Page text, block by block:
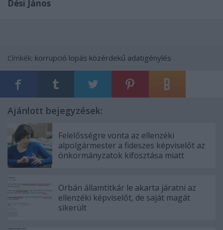
Dési János
Címkék: korrupció lopás közérdekű adatigénylés
Ajánlott bejegyzések:
Felelősségre vonta az ellenzéki
alpolgármester a fideszes képviselőt az
önkormányzatok kifosztása miatt
Orbán államtitkár le akarta járatni az
ellenzéki képviselőt, de saját magát
sikerült